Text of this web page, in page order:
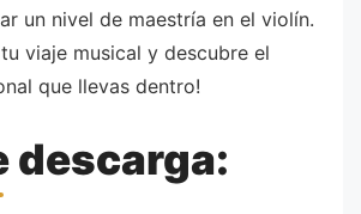
un nivel de maestría en el violín.
viaje musical y descubre el
que llevas dentro!
descarga: